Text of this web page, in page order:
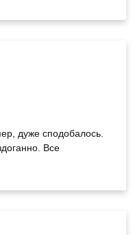
дуже сподобалось.
Все